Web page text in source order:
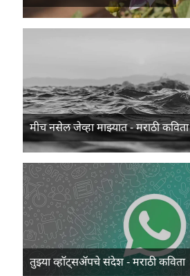
मीच नसेल जेव्हा माझ्यात - मराठी कविता
तुझ्या व्हॉट्सॲपचे संदेश - मराठी कविता